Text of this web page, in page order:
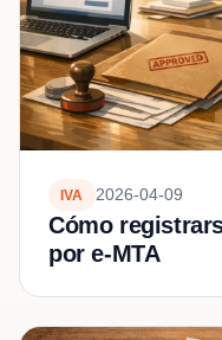
IVA 2026-04-09
Cómo
por e-MTA